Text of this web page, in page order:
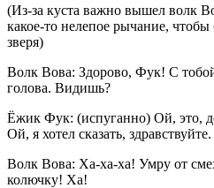
(Из-за куста важно вышел волк
какое-то нелепое рычание,
зверя)
Волк Вова: Здорово, Фук! С
голова. Видишь?
Ёжик Фук: (испуганно) Ой, это,
Ой, я хотел сказать, здравствуйте.
Волк Вова: Ха-ха-ха! Умру от
колючку! Ха!